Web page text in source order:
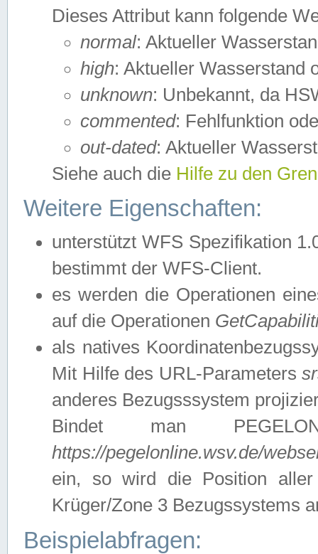
Dieses Attribut kann folgende
normal: Aktueller
high: Aktueller Wasserstand
unknown: Unbekannt, da
commented: Fehlfunktion
out-dated: Aktueller
Siehe auch die Hilfe zu den
Weitere Eigenschaften:
unterstützt WFS Spezifikation
bestimmt der WFS-Client.
es werden die Operationen
auf die Operationen
als natives
Mit Hilfe des URL-Parameters
anderes Bezugsssystem
Bindet man
https://pegelonline.wsv.de/
ein, so wird die Position
Krüger/Zone 3 Bezugssystems
Beispielabfragen: